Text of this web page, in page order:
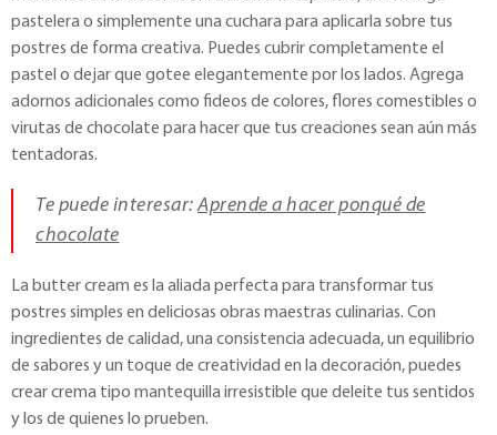
pastelera o simplemente una cuchara para aplicarla sobre tus
postres de forma creativa. Puedes cubrir completamente el
pastel o dejar que gotee elegantemente por los lados. Agrega
adornos adicionales como fideos de colores, flores comestibles o
virutas de chocolate para hacer que tus creaciones sean aún más
tentadoras.
Te puede interesar:Aprende a hacer ponqué de
chocolate
La butter cream es la aliada perfecta para transformar tus
postres simples en deliciosas obras maestras culinarias. Con
ingredientes de calidad, una consistencia adecuada, un equilibrio
de sabores y un toque de creatividad en la decoración, puedes
crear crema tipo mantequilla irresistible que deleite tus sentidos
y los de quienes lo prueben.